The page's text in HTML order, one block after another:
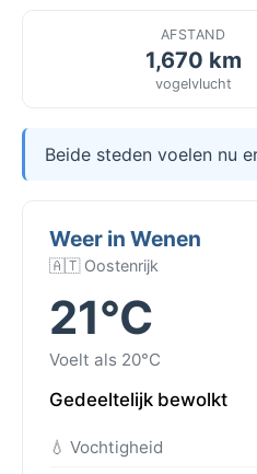
AFSTAND
1,670 km
vogelvlucht
Beide steden voelen nu
Weer in Wenen
🇦🇹 Oostenrijk
21°C
Voelt als 20°C
Gedeeltelijk bewolkt
💧 Vochtigheid